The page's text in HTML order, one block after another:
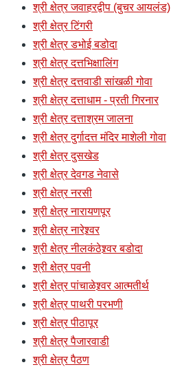
श्री क्षेत्र जवाहरद्वीप (बुचर आयलंड)
श्री क्षेत्र टिंगरी
श्री क्षेत्र डभोई बडोदा
श्री क्षेत्र दत्तभिक्षालिंग
श्री क्षेत्र दत्तवाडी सांखळी गोवा
श्री क्षेत्र दत्ताधाम - प्रती गिरनार
श्री क्षेत्र दत्ताश्रम जालना
श्री क्षेत्र दुर्गादत्त मंदिर माशेली गोवा
श्री क्षेत्र दुसखेड
श्री क्षेत्र देवगड नेवासे
श्री क्षेत्र नरसी
श्री क्षेत्र नारायणपूर
श्री क्षेत्र नारेश्र्वर
श्री क्षेत्र नीलकंठेश्र्वर बडोदा
श्री क्षेत्र पवनी
श्री क्षेत्र पांचाळेश्र्वर आत्मतीर्थ
श्री क्षेत्र पाथरी परभणी
श्री क्षेत्र पीठापूर
श्री क्षेत्र पैजारवाडी
श्री क्षेत्र पैठण